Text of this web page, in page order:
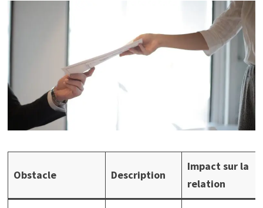
Obstacle Description
Impact sur la
relation